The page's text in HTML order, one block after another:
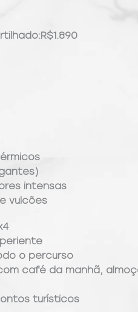
intensas
vulcões
o percurso
café da manhã,
turísticos